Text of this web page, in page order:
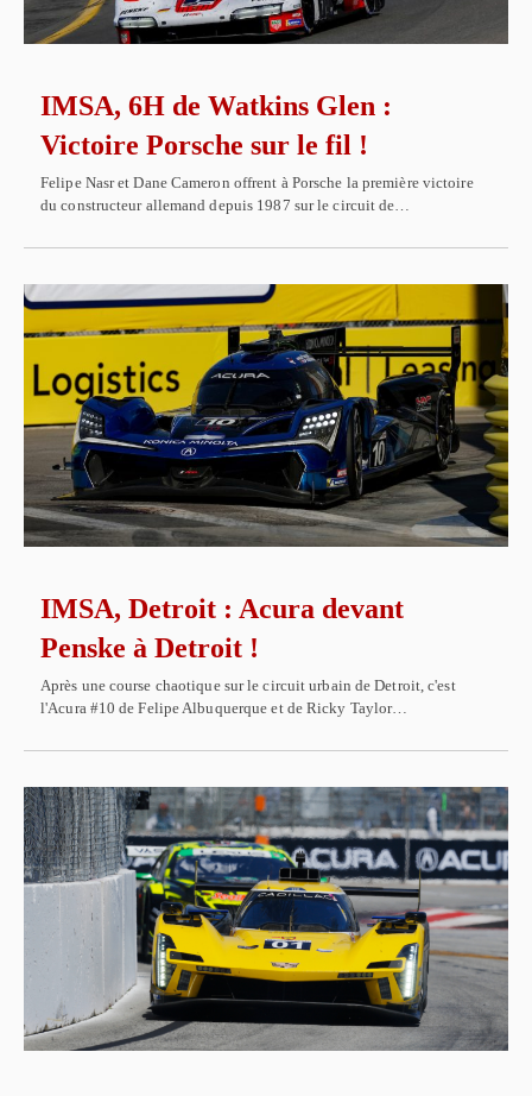
IMSA, 6H de Watkins Glen :
Victoire Porsche sur le fil !
Felipe Nasr et Dane Cameron offrent à Porsche la première victoire
du constructeur allemand depuis 1987 sur le circuit de…
IMSA, Detroit : Acura devant
Penske à Detroit !
Après une course chaotique sur le circuit urbain de Detroit, c'est
l'Acura #10 de Felipe Albuquerque et de Ricky Taylor…